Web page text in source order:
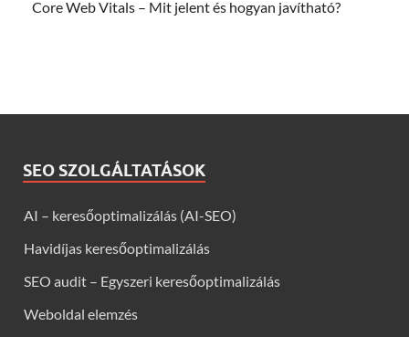
Core Web Vitals – Mit jelent és hogyan javítható?
SEO SZOLGÁLTATÁSOK
AI – keresőoptimalizálás (AI-SEO)
Havidíjas keresőoptimalizálás
SEO audit – Egyszeri keresőoptimalizálás
Weboldal elemzés